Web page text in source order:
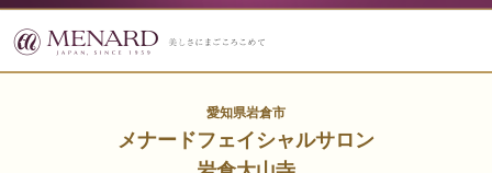
愛知県岩倉市
メナードフェイシャルサロン